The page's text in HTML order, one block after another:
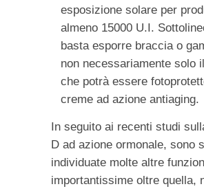
esposizione solare per
almeno 15000 U.I.
basta esporre braccia o
non necessariamente solo
che potrà essere
creme ad azione antiaging.
In seguito ai recenti studi
D ad azione ormonale, sono
individuate molte altre
importantissime oltre quella,